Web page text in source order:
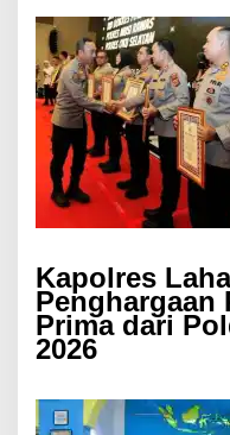
Kapolres
Penghargaan
Prima dari
2026